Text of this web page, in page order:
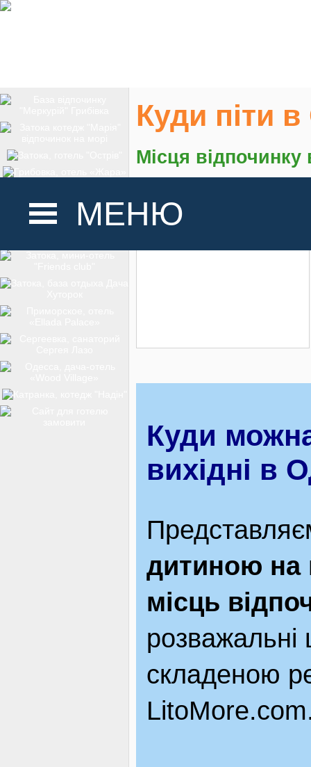
МЕНЮ
БАЗИ ВІДПОЧИНКУ
ТРАНСФЕР
ВІДВІДУВАЧАМ
Куди піти
Місця відпочинку
Куди
вихідні в
дитиною на
місць
розважальні
складеною